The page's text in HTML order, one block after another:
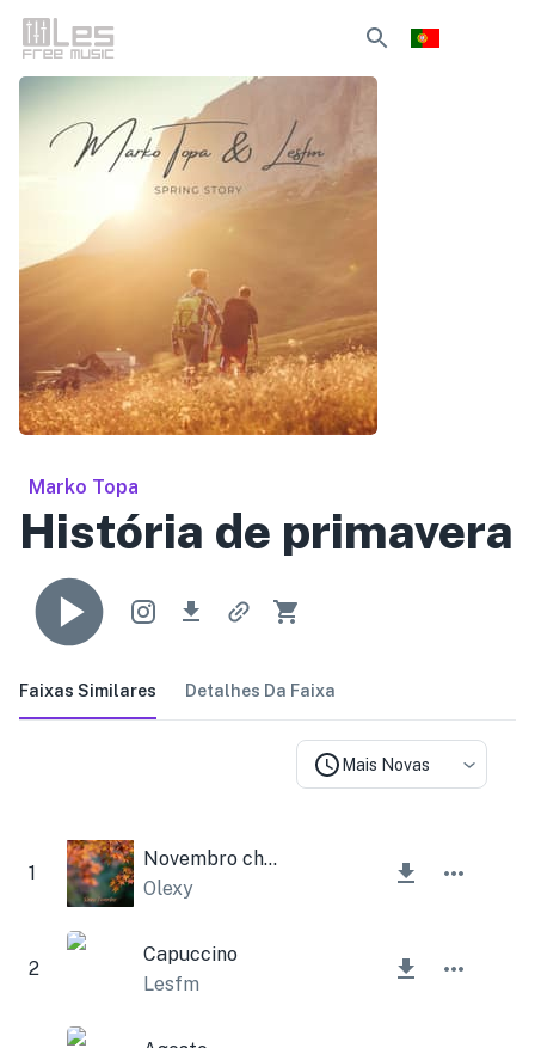
Marko Topa
História de primavera
Faixas Similares Detalhes Da Faixa
Mais Novas
1
Novembro chuvoso
Olexy
2
Capuccino
Lesfm